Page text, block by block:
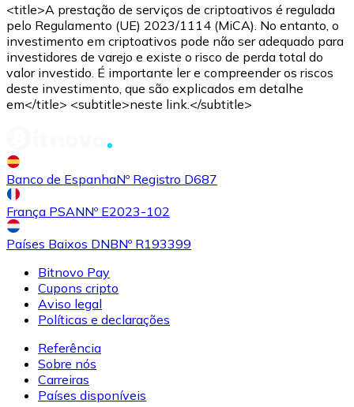
<title>A prestação de serviços de criptoativos é regulada
pelo Regulamento (UE) 2023/1114 (MiCA). No entanto, o
investimento em criptoativos pode não ser adequado para
investidores de varejo e existe o risco de perda total do
valor investido. É importante ler e compreender os riscos
deste investimento, que são explicados em detalhe
em</title> <subtitle>neste link.</subtitle>
Banco de EspanhaNº Registro D687
França PSANNº E2023-102
Países Baixos DNBNº R193399
Bitnovo Pay
Cupons cripto
Aviso legal
Políticas e declarações
Referência
Sobre nós
Carreiras
Países disponíveis